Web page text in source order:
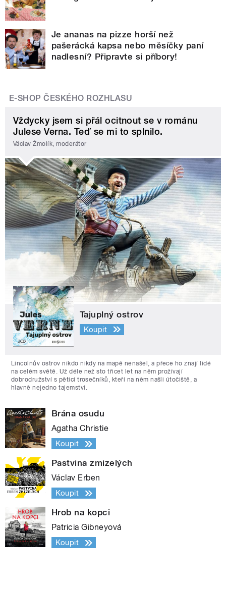
Je ananas na pizze horší než
pašerácká kapsa nebo měsíčky paní
nadlesní? Připravte si příbory!
E-SHOP ČESKÉHO ROZHLASU
Vždycky jsem si přál ocitnout se v románu
Julese Verna. Teď se mi to splnilo.
Václav Žmolík, moderátor
Tajuplný ostrov
Koupit
Lincolnův ostrov nikdo nikdy na mapě nenašel, a přece ho znají lidé
na celém světě. Už déle než sto třicet let na něm prožívají
dobrodružství s pěticí trosečníků, kteří na něm našli útočiště, a
hlavně nejedno tajemství.
Brána osudu
Agatha Christie
Koupit
Pastvina zmizelých
Václav Erben
Koupit
Hrob na kopci
Patricia Gibneyová
Koupit